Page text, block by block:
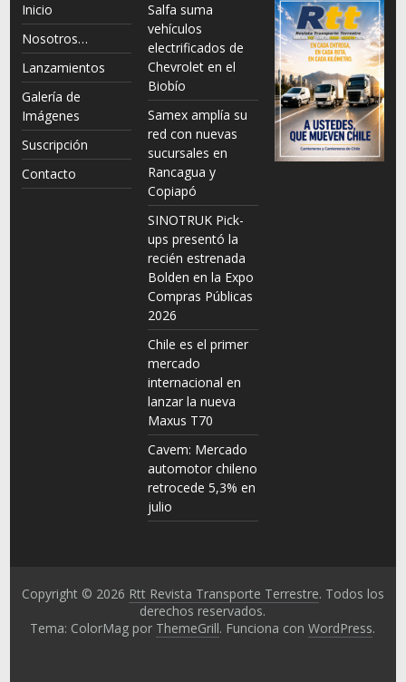
Inicio
Nosotros…
Lanzamientos
Galería de
Imágenes
Suscripción
Contacto
Salfa suma
vehículos
electrificados de
Chevrolet en el
Biobío
Samex amplía su
red con nuevas
sucursales en
Rancagua y
Copiapó
SINOTRUK Pick-
ups presentó la
recién estrenada
Bolden en la Expo
Compras Públicas
2026
Chile es el primer
mercado
internacional en
lanzar la nueva
Maxus T70
Cavem: Mercado
automotor chileno
retrocede 5,3% en
julio
Copyright © 2026 Rtt Revista Transporte Terrestre. Todos los
derechos reservados.
Tema: ColorMag por ThemeGrill. Funciona conWordPress.